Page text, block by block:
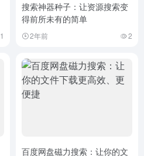
1
搜索神器种子：让资源搜索变
得前所未有的简单
2年前 2
百度网盘磁力搜索：让你的文